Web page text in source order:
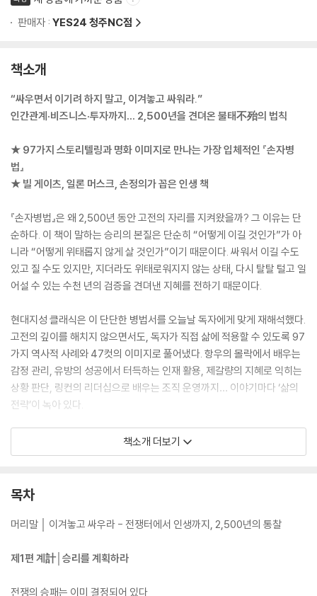
판매자 : YES24 청주NC점
책소개
“싸우면서 이기려 하지 말고, 이겨놓고 싸워라.”
인간관계·비즈니스·투자까지… 2,500년을 견뎌온 불태不殆의 법칙
★ 97가지 스토리텔링과 명화 이미지로 만나는 가장 입체적인 『손자병
법』
★ 빌 게이츠, 일론 머스크, 손정의가 꼽은 인생 책
『손자병법』은 왜 2,500년 동안 고전의 자리를 지켜왔을까? 그 이유는 단
순하다. 이 책이 말하는 승리의 본질은 단순히 “어떻게 이길 것인가”가 아
니라 “어떻게 위태롭지 않게 살 것인가”이기 때문이다. 싸워서 이길 수도
있고 질 수도 있지만, 지더라도 위태로워지지 않는 상태, 다시 탈탈 털고 일
어설 수 있는 수천 년의 검증을 견뎌낸 지혜를 전하기 때문이다.
현대지성 클래식은 이 단단한 병법서를 오늘날 독자에게 맞게 재해석했다.
고전의 깊이를 해치지 않으면서도, 독자가 직접 삶에 적용할 수 있도록 97
가지 역사적 사례와 47컷의 이미지로 풀어냈다. 항우의 몰락에서 배우는
감정 관리, 유방의 성공에서 터득하는 인재 활용, 제갈량의 지혜로 익히는
상황 판단, 링컨의 리더십으로 배우는 조직 운영까지… 이야기마다 ‘삶의
전략’이 녹아 있다.
특히 이번 판본은 각 편마다 상세한 해설과 원문 대조, 현대적 적용을 곁들
여 독자들이 손자의 사상을 단순히 읽는 데 그치지 않고 실천 지침으로 전
삼십육계 해설을 담은 부록은 『손자병법』을 한층 넓고 깊게 확장시킨다.
이유는 여기에 있다. 『손자병법』은 고대의 전쟁사가 아니라, 지금 이 순간
이 책을 집어든다면, 당신도 “싸우지 않고 이기는 법”을 손에 넣게 될 것이
책소개 더보기
목차
머리말 │ 이겨놓고 싸우라 - 전쟁터에서 인생까지, 2,500년의 통찰
제1편 계計│승리를 계획하라
전쟁의 승패는 이미 결정되어 있다